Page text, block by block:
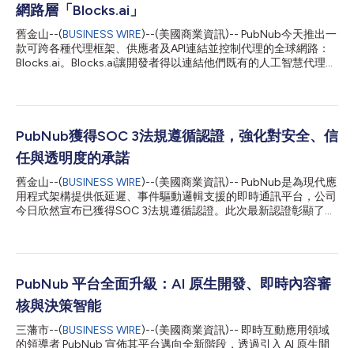
網路層「Blocks.ai」
舊金山--(BUSINESS WIRE)--(美國商業資訊)-- PubNub今天推出一
款可跨各種代理框架、供應者及API連結並控制代理的全球網路：
Blocks.ai。Blocks.ai讓開發者得以連結他們既有的人工智慧代理，
更DNS或修改防火牆規則。十多年來，PubNub一直擔任基礎設施
推出Blocks Network，串連「代理網際網路」(Internet of
Agents)。 人工智慧代理對希望掌控自身模型、程式碼和資料的企
業之重要性與日俱增。然而，一旦這些代理在地端或防火牆後運
作，又開放從自定義前端取用，往往必須建置基礎設施且易受侵
害。McKinsey之所以預測只有不到10%的企業級代理最終能投入
生產，這是部分原因。Blocks Network的設計初衷便是移除這一障
礙，同時保有代理的隱私並由建置者掌控。 Blocks Network的作
PubNub獲得SOC 3法規遵循認證，強化對安全、信
任與透明度的承諾
舊金山--(BUSINESS WIRE)--(美國商業資訊)-- PubNub是為現代應
用程式架構提供低延遲、事件驅動邏輯支援的即時通訊平台，公司
今日欣然宣布已獲得SOC 3法規遵循認證。此次最新認證彰顯了
用性和保密性方面的信託服務準則。與因包含大量營運詳情而僅對
公開發表。這種透明化措施讓任何人都能核實PubNub是否嚴格遵
循SOC 2架構的管控要求，也成為公司具備完善資訊安全體系和規
範營運能力的強力證明。 此次認證進一步豐富了PubNub的法規遵
循資質體系，目前公司已擁有SOC 2 Type 2、ISO/IEC
27001:2022、HIPAA以及GDPR等多項認證。這些資質充分體現了
PubNub 平台全面升級：AI 原生開發、即時內容審
核與決策智能
三藩市--(BUSINESS WIRE)--(美國商業資訊)-- 即時互動應用領域
的領導者 PubNub 宣佈其平台邁向全新階段，透過引入 AI 原生開